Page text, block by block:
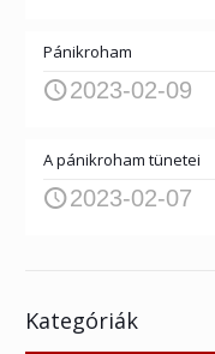
Pánikroham
2023-02-09
A pánikroham tünetei
2023-02-07
Kategóriák